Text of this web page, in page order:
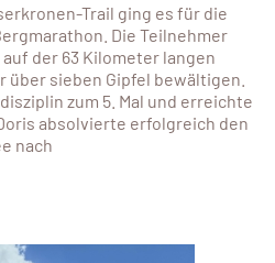
Trail ging es für die
Die Teilnehmer
der 63 Kilometer langen
über sieben Gipfel bewältigen.
zum 5. Mal und erreichte
absolvierte erfolgreich den
nach